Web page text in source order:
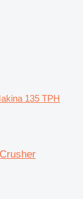
135 TPH